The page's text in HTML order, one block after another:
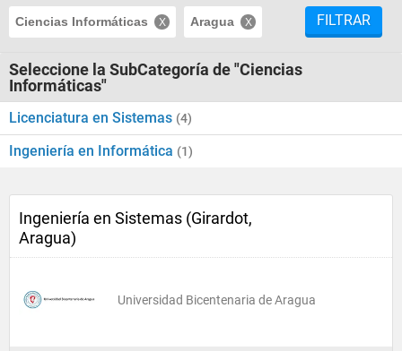
Ciencias Informáticas Aragua FILTRAR
Seleccione la SubCategoría de "Ciencias
Informáticas"
Licenciatura en Sistemas (4)
Ingeniería en Informática (1)
Ingeniería en Sistemas (Girardot,
Aragua)
Universidad Bicentenaria de Aragua